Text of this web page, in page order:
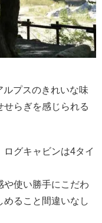
ルプスのきれいな味
せらぎを感じられる
グキャビンは4タイ
や使い勝手にこだわ
めること間違いなし